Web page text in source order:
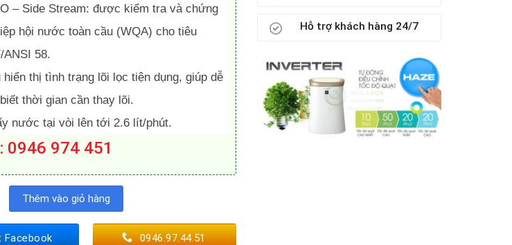
– Side Stream: được kiểm tra và chứng
hội nước toàn cầu (WQA) cho tiêu
ANSI 58.
hiển thị tình trạng lõi lọc tiện dụng, giúp dễ
thời gian cần thay lõi.
nước tại vòi lên tới 2.6 lít/phút.
0946 974 451
A. O. Smith C2 số lượng
Thêm vào giỏ hàng
Facebook 0946.97.44.51
Hỗ trợ khách hàng 24/7